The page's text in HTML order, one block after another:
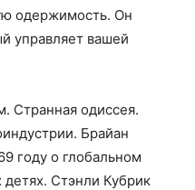
одержимость. Он
управляет вашей
Странная одиссея.
Брайан
году о глобальном
детях. Стэнли Кубрик